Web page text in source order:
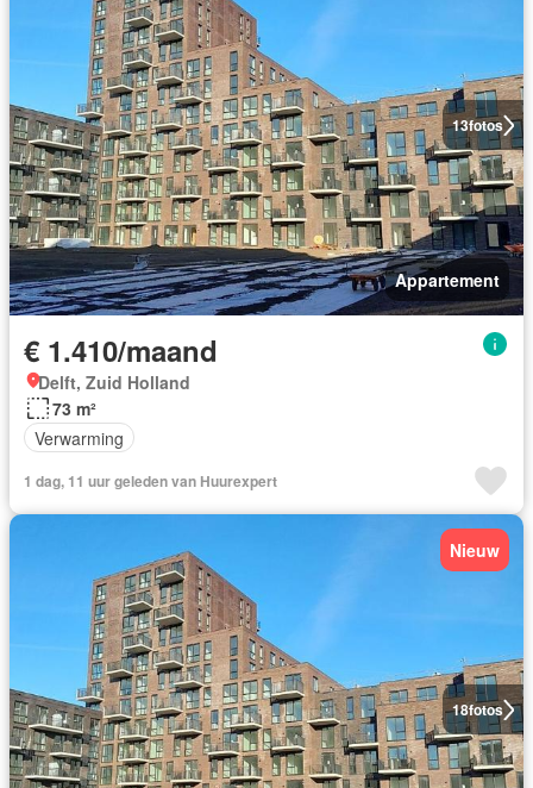
13fotos
Appartement
€ 1.410/maand
Delft, Zuid Holland
73 m²
Verwarming
1 dag, 11 uur geleden van Huurexpert
18fotos
Nieuw